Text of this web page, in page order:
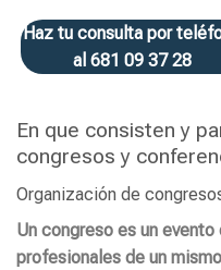
Haz tu consulta por
al 681 09 37 28
En que consisten y
congresos y
Organización de
Un congreso es un
profesionales de un